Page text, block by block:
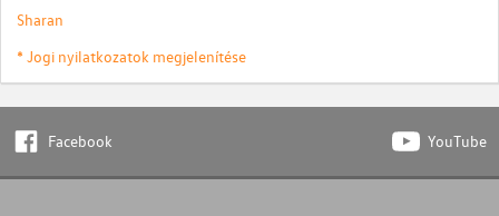
Sharan
* Jogi nyilatkozatok megjelenítése
Facebook YouTube